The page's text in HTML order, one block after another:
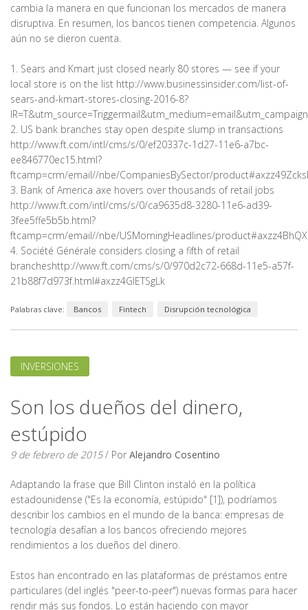
cambia la manera en que funcionan los mercados de manera
disruptiva. En resumen, los bancos tienen competencia. Algunos
aún no se dieron cuenta.
1. Sears and Kmart just closed nearly 80 stores — see if your
local store is on the list http://www.businessinsider.com/list-of-
sears-and-kmart-stores-closing-2016-8?
2. US bank branches stay open despite slump in transactions
http://www.ft.com/intl/cms/s/0/ef20337c-1d27-11e6-a7bc-
ee846770ec15.html?
ftcamp=crm/email//nbe/CompaniesBySector/
3. Bank of America axe hovers over thousands of retail jobs
http://www.ft.com/intl/cms/s/0/ca9635d8-3280-11e6-ad39-
3fee5ffe5b5b.html?
ftcamp=crm/email//nbe/USMorningHeadlines/
4. Société Générale considers closing a fifth of retail
brancheshttp://www.ft.com/cms/s/0/970d2c72-668d-11e5-a57f-
21b88f7d973f.html#axzz4GIETSgLk
Palabras clave: Bancos Fintech Disrupción tecnológica
INVERSIONES
Son los dueños del dinero,
estúpido
9 de febrero de 2015/ Por Alejandro Cosentino
Adaptando la frase que Bill Clinton instaló en la política
estadounidense ("Es la economía, estúpido" [1]), podríamos
describir los cambios en el mundo de la banca: empresas de
tecnología desafían a los bancos ofreciendo mejores
rendimientos a los dueños del dinero.
Estos han encontrado en las plataformas de préstamos entre
particulares (del inglés "peer-to-peer") nuevas formas para hacer
rendir más sus fondos. Lo están haciendo con mayor